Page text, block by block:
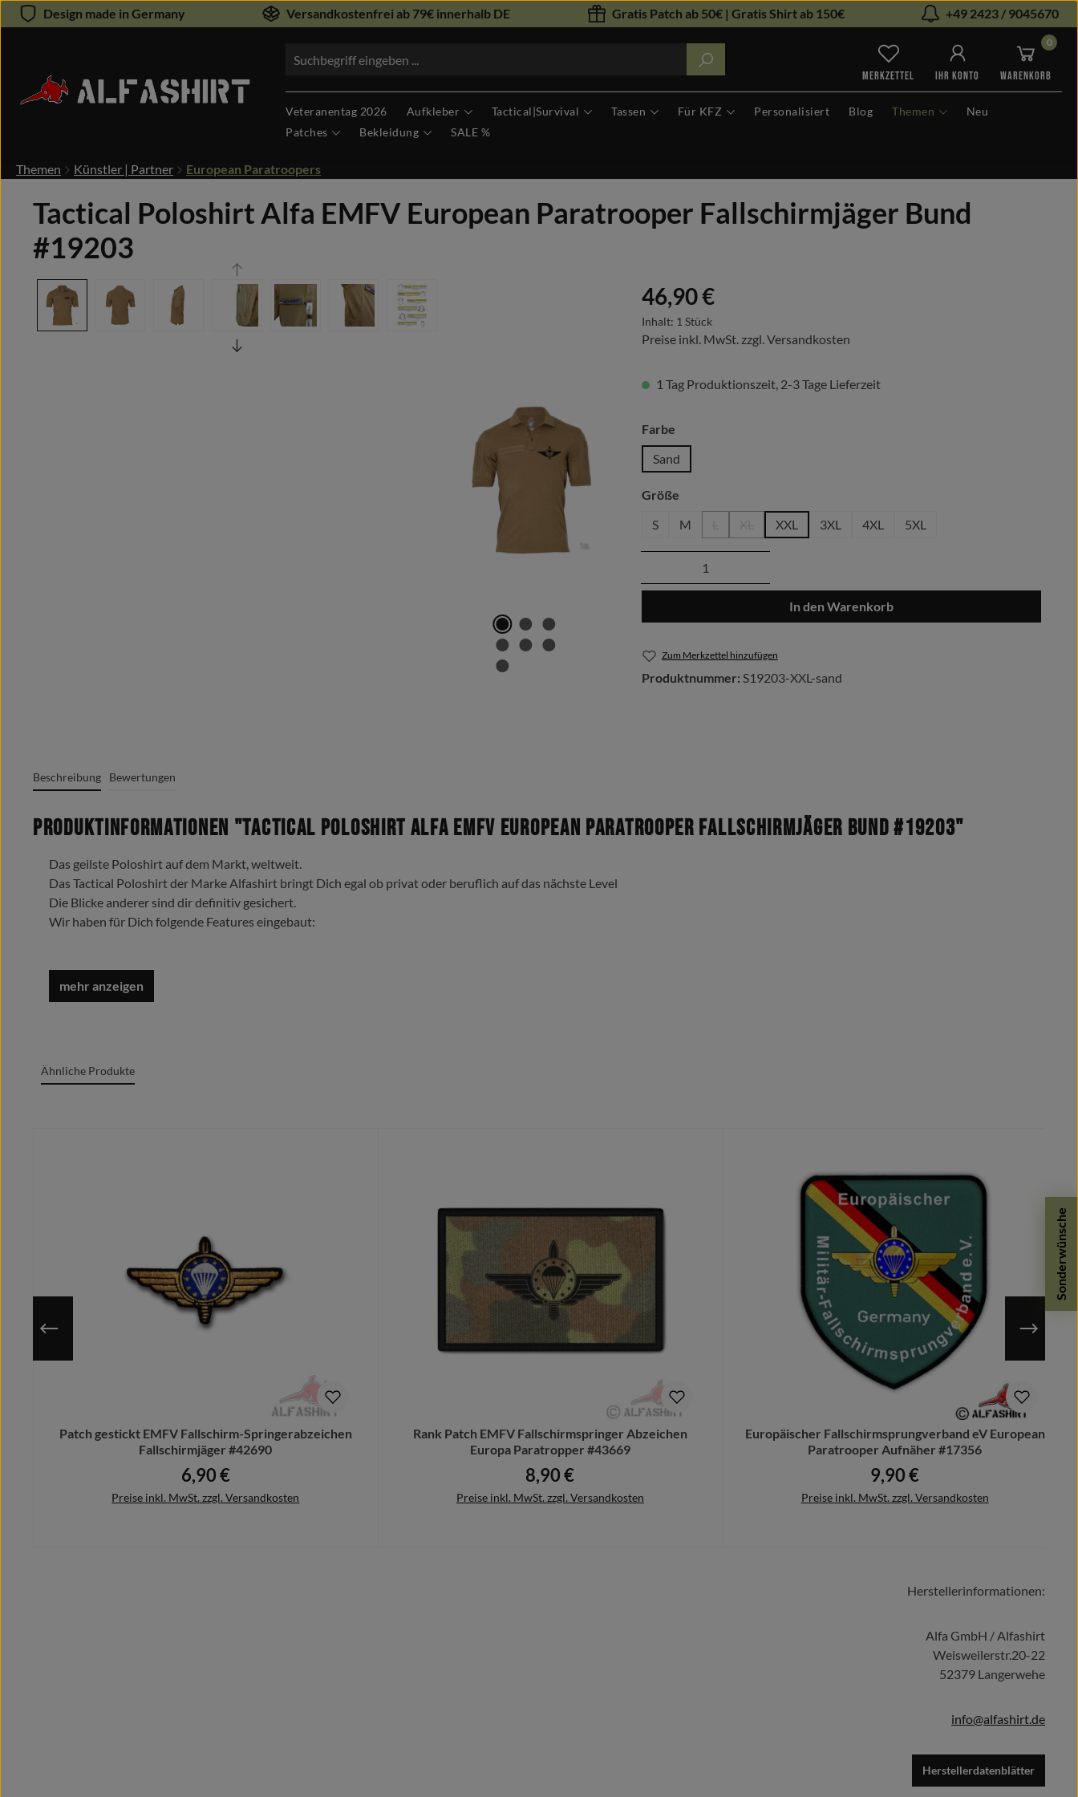
Hauptinhalt springen
Zur Suche springen
Design made in Germany Versandkostenfrei ab 79€ innerhalb DE Gratis Patch ab 50€ | Gratis Shirt ab 150€ +49 2423 / 9045670
Du hast 0 Produkte auf dem
MERKZETTEL IHR KONTO
0
WARENKORB
Veteranentag 2026 Aufkleber Tactical|Survival Tassen Für KFZ Personalisiert Blog Themen
Neu
Patches
Bekleidung SALE %
Themen Künstler | Partner European Paratroopers
Tactical Poloshirt Alfa EMFV European Paratrooper Fallschirmjäger Bund
#19203
Bildergalerie überspringen Regulärer Preis:
46,90 €
Inhalt: 1 Stück
Preise inkl. MwSt. zzgl. Versandkosten
1 Tag Produktionszeit, 2-3 Tage Lieferzeit
Farbeauswählen
Sand
Größeauswählen
S
M
(Diese Option ist zurzeit nicht verfügbar.)
(Diese Option ist zurzeit nicht verfügbar.)
XXL 3XL 4XL 5XL
Produkt Anzahl: Gib den gewünschten Wert ein
In den Warenkorb
Zum Merkzettel hinzufügen
Produktnummer: S19203-XXL-sand
Sonderwünsche
Beschreibung Bewertungen
Produktinformationen "Tactical Poloshirt Alfa EMFV European Paratrooper Fallschirmjäger Bund #19203"
Das geilste Poloshirt auf dem Markt, weltweit.
Das Tactical Poloshirt der Marke Alfashirt bringt Dich egal ob privat oder beruflich auf das nächste Level
Die Blicke anderer sind dir definitiv gesichert.
Wir haben für Dich folgende Features eingebaut:
2 x Patch Aufnahme (7,5 x 13,5 cm) an beiden Ärmeln
inkl. Organizer-Schubfächer für jeweils 3 Stifte und Reißverschluss Taschen 13 x 18cm (passend für gängige Smartphone Modelle)
doppelt vernäht
50% Baumwolle/cotton/coton (m.)/Algodón - 50% Polyester / Poliéster
Nutze die hinterlegte Größentabelle um sicher zu gehen, dass du die richtige Größe wählst.
Da das Motiv erst nach Bestelleingang auf deine gewählte Größe gedruckt wird, ist ein Umtausch nur aus Qualitätsmängeln möglich.
#nieohnemeinTeam. Sorgt für einen einheitlichen Look. Ob Security, Feuerwehr oder Sanitäter.
Dieses Shirt verleiht Eurer Gruppe das coolste Auftreten.
Meldet Euch vor dem Kauf bei uns, wir designen Euren Vorschlag kostenlos.
Ähnliche Produkte
Patch gestickt EMFV Fallschirm-Springerabzeichen
Fallschirmjäger #42690
Regulärer Preis:
6,90 €
Preise inkl. MwSt. zzgl. Versandkosten
Rank Patch EMFV Fallschirmspringer Abzeichen
Europa Paratropper #43669
Regulärer Preis:
8,90 €
Preise inkl. MwSt. zzgl. Versandkosten
Europäischer Fallschirmsprungverband eV European
Paratrooper Aufnäher #17356
Regulärer Preis:
9,90 €
Preise inkl. MwSt. zzgl. Versandkosten
In den WarenkorbHerstellerinformationen:
Alfa GmbH / Alfashirt
Weisweilerstr.20-22
52379 Langerwehe
info@alfashirt.de
Herstellerdatenblätter